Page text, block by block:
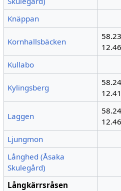
Knäppan
Kornhallsbäcken
Kullabo
Kylingsberg
Laggen
Ljungmon
Långhed (Åsaka
Skulegård)
Långkärrsråsen